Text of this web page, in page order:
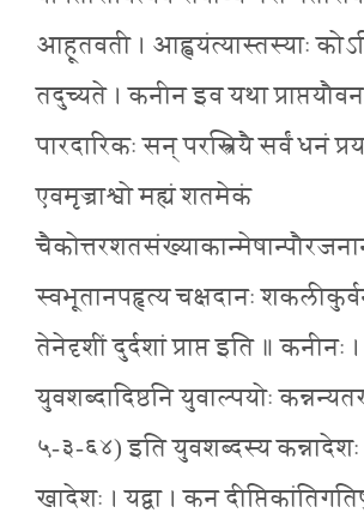
आहूतवती । आह्वयंत्यास्तस्याः
तदुच्यते । कनीन इव यथा
पारदारिकः सन् परस्त्रियै सर्वं धनं
एवमृज्राश्वो मह्यं शतमेकं
स्वभूतानपहृत्य चक्षदानः शकलीकुर्वन्
तेनेदृशीं दुर्दशां प्राप्त इति ॥ कनीनः ।
युवशब्दादिष्ठनि युवाल्पयोः
५-३-६४) इति युवशब्दस्य कन्नादेशः
खादेशः । यद्वा । कन